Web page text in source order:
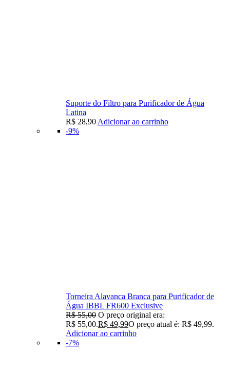
Suporte do Filtro para Purificador de Água
Latina
R$ 28,90 Adicionar ao carrinho
-9%
Torneira Alavanca Branca para Purificador de
Água IBBL FR600 Exclusive
R$55,00 O preço original era:
R$ 55,00.R$ 49,99O preço atual é: R$ 49,99.
Adicionar ao carrinho
-7%